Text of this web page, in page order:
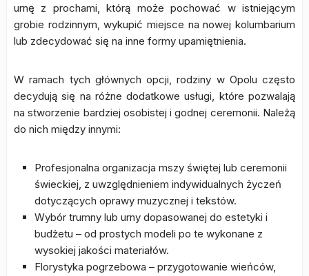
urnę z prochami, którą może pochować w istniejącym
grobie rodzinnym, wykupić miejsce na nowej kolumbarium
lub zdecydować się na inne formy upamiętnienia.
W ramach tych głównych opcji, rodziny w Opolu często
decydują się na różne dodatkowe usługi, które pozwalają
na stworzenie bardziej osobistej i godnej ceremonii. Należą
do nich między innymi:
Profesjonalna organizacja mszy świętej lub ceremonii
świeckiej, z uwzględnieniem indywidualnych życzeń
dotyczących oprawy muzycznej i tekstów.
Wybór trumny lub urny dopasowanej do estetyki i
budżetu – od prostych modeli po te wykonane z
wysokiej jakości materiałów.
Florystyka pogrzebowa – przygotowanie wieńców,